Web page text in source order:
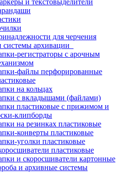
и текстовыделители
для черчения
архивации
регистраторы с арочным
файлы перфорированные
на кольцах
с вкладышами (файлами)
пластиковые с прижимом и
клипборды
на резинках пластиковые
конверты пластиковые
уголки пластиковые
пластиковые
и скоросшиватели картонные
и архивные системы